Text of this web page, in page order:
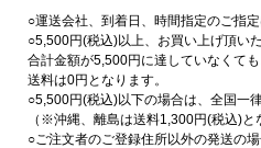
○運送会社、到着日、時間指定のご指
○5,500円(税込)以上、お買い上げ頂い
合計金額が5,500円に達していなくて
送料は0円となります。
○5,500円(税込)以下の場合は、全国一
（※沖縄、離島は送料1,300円(税込)と
○ご注文者のご登録住所以外の発送の